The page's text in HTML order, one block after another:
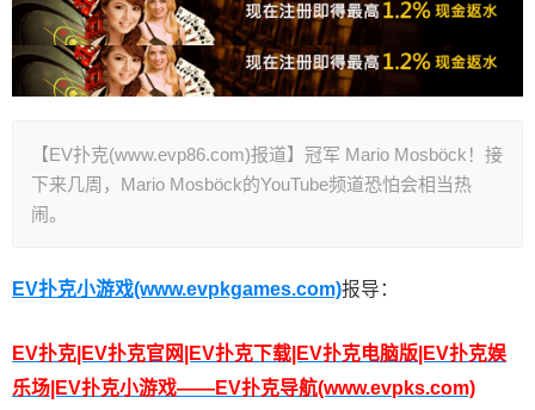
【EV扑克(www.evp86.com)报道】冠军 Mario Mosböck！接
下来几周，Mario Mosböck的YouTube频道恐怕会相当热
闹。
EV扑克小游戏(www.evpkgames.com)报导：
EV扑克|EV扑克官网|EV扑克下载|EV扑克电脑版|EV扑克娱
乐场|EV扑克小游戏——EV扑克导航(www.evpks.com)